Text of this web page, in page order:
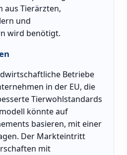
aus Tierärzten,
und
wird benötigt.
Betriebe
in der EU, die
Tierwohlstandards
könnte auf
basieren, mit einer
Der Markteintritt
mit